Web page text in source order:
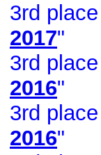
3rd
2017"
3rd
2016"
3rd
2016"